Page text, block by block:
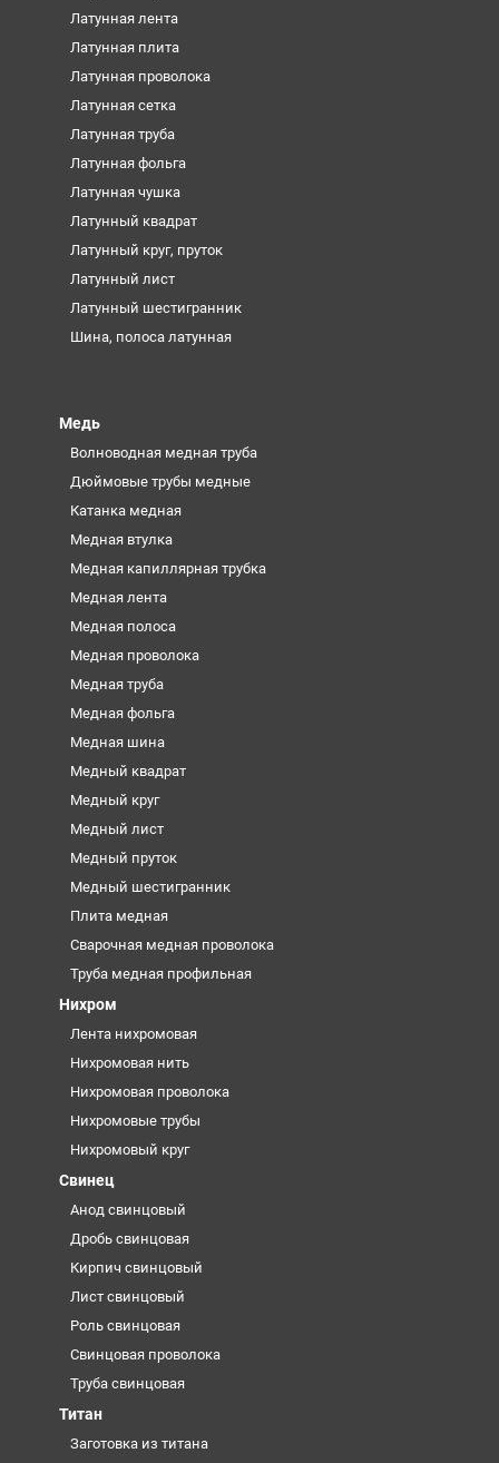
Латунная лента
Латунная плита
Латунная проволока
Латунная сетка
Латунная труба
Латунная фольга
Латунная чушка
Латунный квадрат
Латунный круг, пруток
Латунный лист
Латунный шестигранник
Шина, полоса латунная
Медь
Волноводная медная труба
Дюймовые трубы медные
Катанка медная
Медная втулка
Медная капиллярная трубка
Медная лента
Медная полоса
Медная проволока
Медная труба
Медная фольга
Медная шина
Медный квадрат
Медный круг
Медный лист
Медный пруток
Медный шестигранник
Плита медная
Сварочная медная проволока
Труба медная профильная
Нихром
Лента нихромовая
Нихромовая нить
Нихромовая проволока
Нихромовые трубы
Нихромовый круг
Свинец
Анод свинцовый
Дробь свинцовая
Кирпич свинцовый
Лист свинцовый
Роль свинцовая
Свинцовая проволока
Труба свинцовая
Титан
Заготовка из титана